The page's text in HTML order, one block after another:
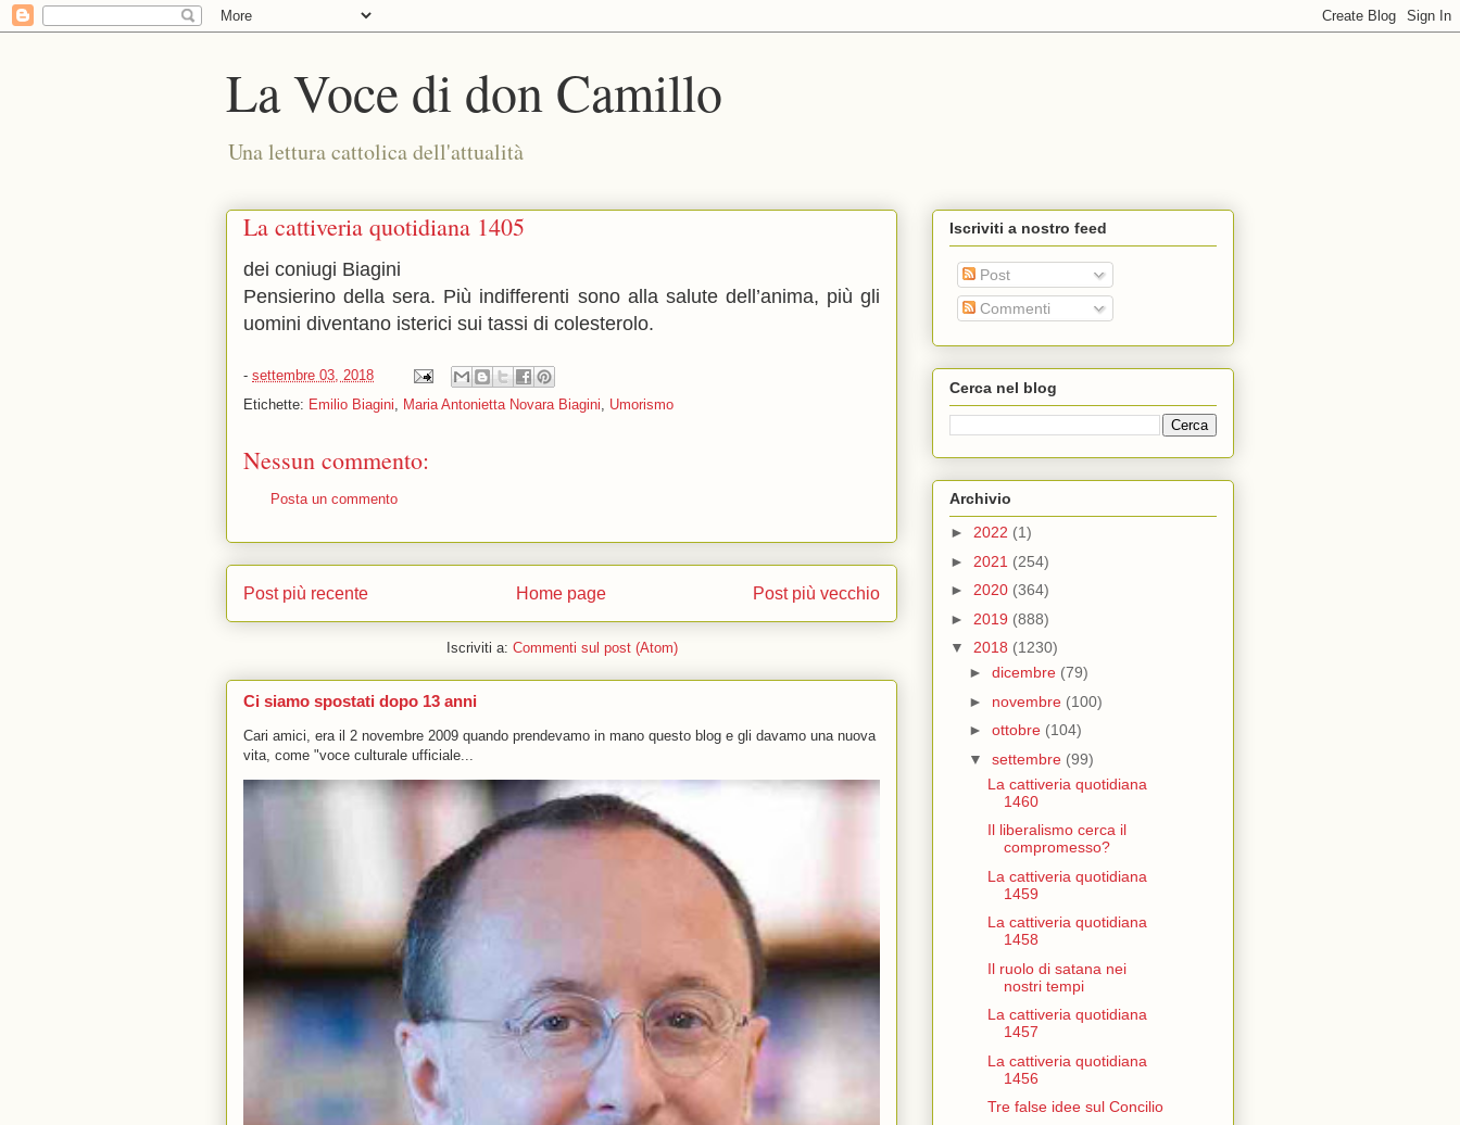
La Voce di don Camillo
Una lettura cattolica dell'attualità
La cattiveria quotidiana 1405
dei coniugi Biagini
Pensierino della sera. Più indifferenti sono alla salute dell’anima, più gli
uomini diventano isterici sui tassi di colesterolo.
- settembre 03, 2018
Etichette: Emilio Biagini, Maria Antonietta Novara Biagini, Umorismo
Nessun commento:
Posta un commento
Post più recente Post più vecchio
Home page
Iscriviti a: Commenti sul post (Atom)
Ci siamo spostati dopo 13 anni
Cari amici, era il 2 novembre 2009 quando prendevamo in mano questo blog e gli davamo una nuova
vita, come "voce culturale ufficiale...
Iscriviti a nostro feed
Post
Commenti
Cerca nel blog
Archivio
► 2022 (1)
► 2021 (254)
► 2020 (364)
► 2019 (888)
▼ 2018 (1230)
► dicembre (79)
► novembre (100)
► ottobre (104)
▼ settembre (99)
La cattiveria quotidiana
1460
Il liberalismo cerca il
compromesso?
La cattiveria quotidiana
1459
La cattiveria quotidiana
1458
Il ruolo di satana nei
nostri tempi
La cattiveria quotidiana
1457
La cattiveria quotidiana
1456
Tre false idee sul Concilio